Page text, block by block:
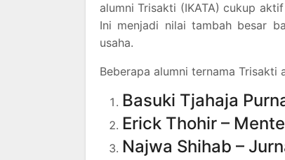
alumni Trisakti (IKATA) cukup
Ini menjadi nilai tambah besar
usaha.
Beberapa alumni ternama Trisakti
Basuki Tjahaja
Erick Thohir –
Najwa Shihab –